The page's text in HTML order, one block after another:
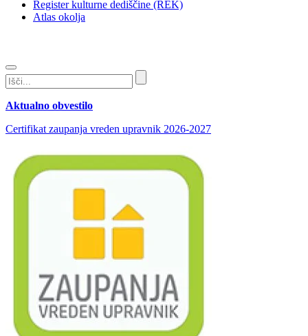
Register kulturne dediščine (REK)
Atlas okolja
Aktualno obvestilo
Certifikat zaupanja vreden upravnik 2026-2027